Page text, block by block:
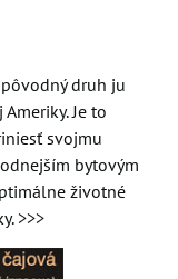
druh ju
Je to
svojmu
bytovým
životné
>>>